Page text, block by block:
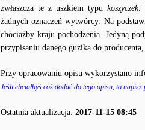
zwłaszcza te z uszkiem typu koszyczek.
żadnych oznaczeń wytwórcy. Na
chociażby kraju pochodzenia. Jedyną
przypisaniu danego guzika do
Przy opracowaniu opisu wykorzystano
Jeśli chciałbyś coś dodać do tego opisu, to napisz
Ostatnia aktualizacja: 2017-11-15 08:45